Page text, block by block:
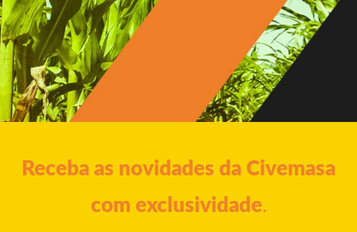
Receba as novidades da Civemasa
com exclusividade.